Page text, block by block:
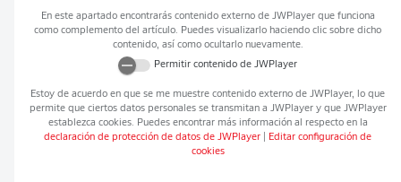
En este apartado encontrarás contenido externo de JWPlayerque funciona
como complemento del artículo. Puedes visualizarlo haciendo clic sobre dicho
contenido, así como ocultarlo nuevamente.
Permitir contenido de JWPlayer
Estoy de acuerdo en que se me muestre contenido externo de JWPlayer, lo que
permite que ciertos datos personales se transmitan a JWPlayery que JWPlayer
establezca cookies. Puedes encontrar más información al respecto en la
declaración de protección de datos de JWPlayer
Editar configuración de
cookies